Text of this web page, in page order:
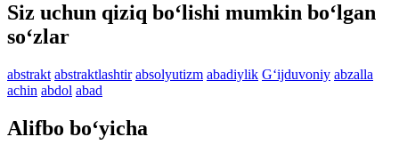
Siz uchun qiziq bo‘lishi mumkin bo‘lgan
so‘zlar
abstrakt abstraktlashtir absolyutizm abadiylik G‘ijduvoniy abzalla
achin abdol abad
Alifbo bo‘yicha